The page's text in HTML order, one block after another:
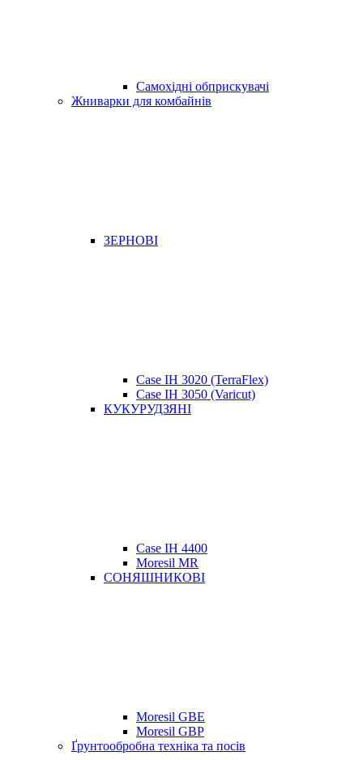
Самохідні обприскувачі
Жниварки для комбайнів
ЗЕРНОВІ
Case IH 3020 (TerraFlex)
Case IH 3050 (Varicut)
КУКУРУДЗЯНІ
Case IH 4400
Moresil MR
СОНЯШНИКОВІ
Moresil GBE
Moresil GBP
Ґрунтообробна техніка та посів